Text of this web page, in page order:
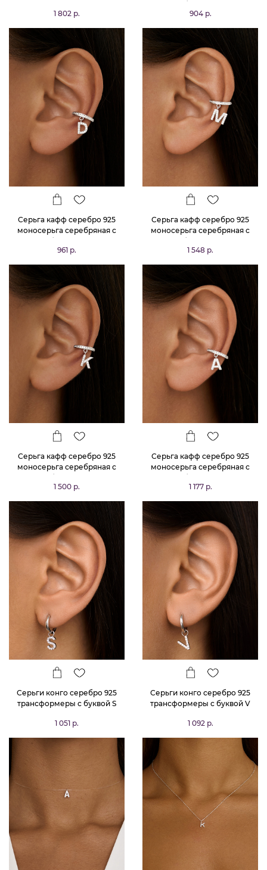
1 802 р.
904 р.
Серьга кафф серебро 925
моносерьга серебряная с
961 р.
Серьга кафф серебро 925
моносерьга серебряная с
1 548 р.
Серьга кафф серебро 925
моносерьга серебряная с
1 500 р.
Серьга кафф серебро 925
моносерьга серебряная с
1 177 р.
Серьги конго серебро 925
трансформеры с буквой S
1 051 р.
Серьги конго серебро 925
трансформеры с буквой V
1 092 р.